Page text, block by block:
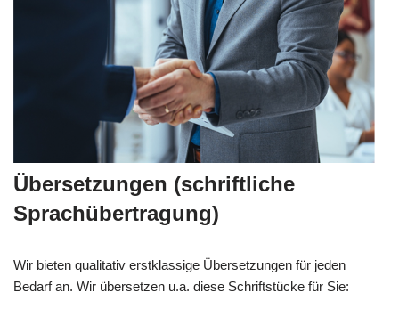
Übersetzungen (schriftliche
Sprachübertragung)
Wir bieten qualitativ erstklassige Übersetzungen für jeden
Bedarf an. Wir übersetzen u.a. diese Schriftstücke für Sie: